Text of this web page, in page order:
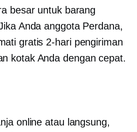
besar untuk barang
Anda anggota Perdana,
gratis 2-haripengiriman
kotak Anda dengan cepat.
online atau langsung,